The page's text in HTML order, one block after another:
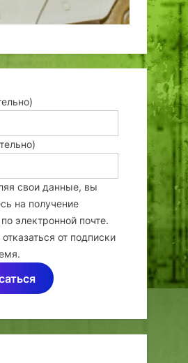
свои данные, вы
на получение
электронной почте.
от подписки